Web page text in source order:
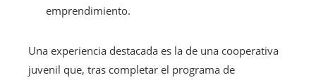
emprendimiento.
Una experiencia destacada es la de una cooperativa
juvenil que, tras completar el programa de